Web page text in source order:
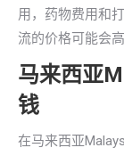
用，药物费用和
流的价格可能会
马来西亚
钱
在马来西亚